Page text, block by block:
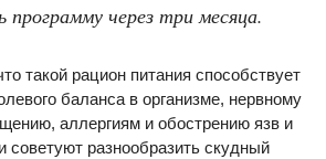
программу через три месяца.
такой рацион питания способствует
баланса в организме, нервному
аллергиям и обострению язв и
советуют разнообразить скудный